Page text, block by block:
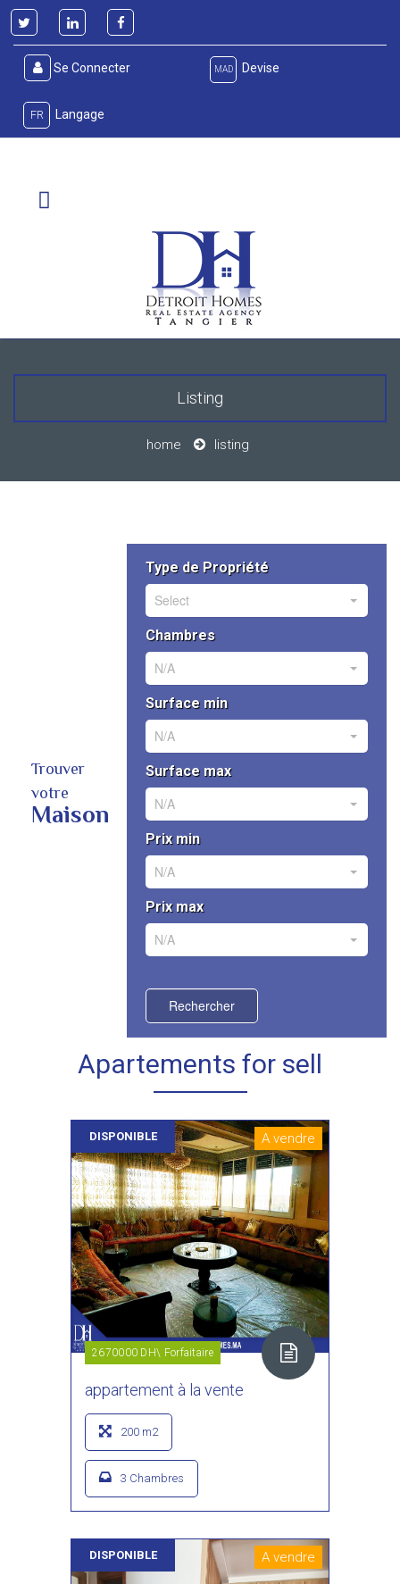
Se Connecter MAD Devise
FR Langage
Listing
home listing
Trouver
votre
Maison
Type de Propriété
Select
Chambres
N/A
Surface min
N/A
Surface max
N/A
Prix min
N/A
Prix max
N/A
Rechercher
Apartements for sell
DISPONIBLE A vendre
2670000 DH\ Forfaitaire
appartement à la vente
200 m2
3 Chambres
DISPONIBLE A vendre